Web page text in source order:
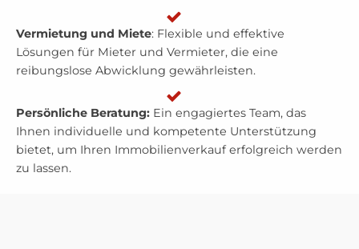
Vermietung und Miete: Flexible und effektive
Lösungen für Mieter und Vermieter, die eine
reibungslose Abwicklung gewährleisten.
Persönliche Beratung: Ein engagiertes Team, das
Ihnen individuelle und kompetente Unterstützung
bietet, um Ihren Immobilienverkauf erfolgreich werden
zu lassen.